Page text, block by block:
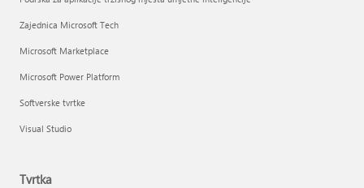
Zajednica Microsoft Tech
Microsoft Marketplace
Microsoft Power Platform
Softverske tvrtke
Visual Studio
Tvrtka